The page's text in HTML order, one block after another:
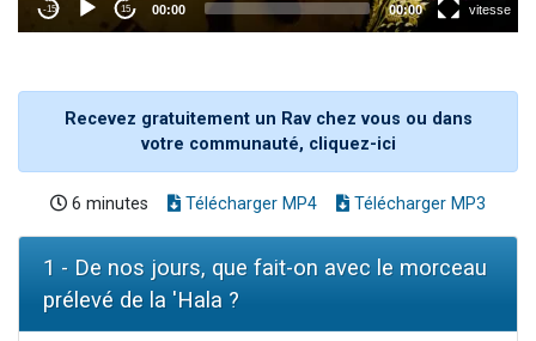
Recevez gratuitement un Rav chez vous ou dans
votre communauté, cliquez-ici
6 minutes Télécharger MP4 Télécharger MP3
1 - De nos jours, que fait-on avec le morceau
prélevé de la 'Hala ?